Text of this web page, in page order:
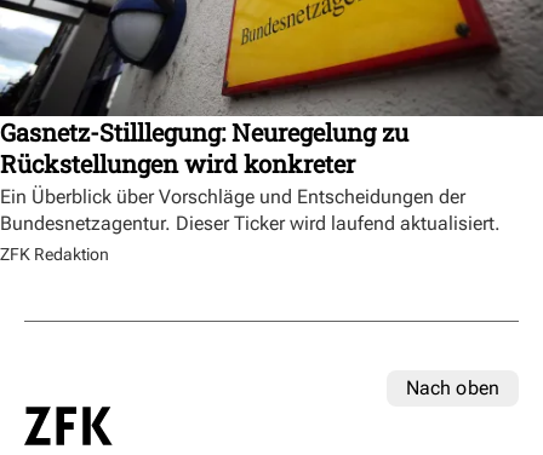
Gasnetz-Stilllegung: Neuregelung zu
Rückstellungen wird konkreter
Ein Überblick über Vorschläge und Entscheidungen der
Bundesnetzagentur. Dieser Ticker wird laufend aktualisiert.
ZFK Redaktion
Nach oben